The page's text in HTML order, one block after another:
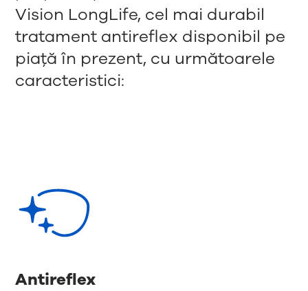
Vision LongLife, cel mai durabil
tratament antireflex disponibil pe
piață în prezent, cu următoarele
caracteristici:
Antireflex